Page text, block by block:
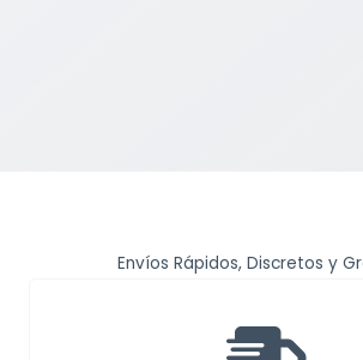
Envíos Rápidos, Discretos y